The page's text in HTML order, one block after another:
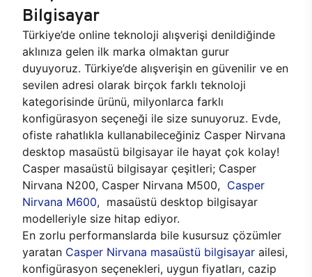
Bilgisayar
Türkiye’de online teknoloji alışverişi denildiğinde
aklınıza gelen ilk marka olmaktan gurur
duyuyoruz. Türkiye’de alışverişin en güvenilir ve en
sevilen adresi olarak birçok farklı teknoloji
kategorisinde ürünü, milyonlarca farklı
konfigürasyon seçeneği ile size sunuyoruz. Evde,
ofiste rahatlıkla kullanabileceğiniz Casper Nirvana
desktop masaüstü bilgisayar ile hayat çok kolay!
Casper masaüstü bilgisayar çeşitleri; Casper
Nirvana N200, Casper Nirvana M500, Casper
Nirvana M600, masaüstü desktop bilgisayar
modelleriyle size hitap ediyor.
En zorlu performanslarda bile kusursuz çözümler
yaratan Casper Nirvana masaüstü bilgisayar ailesi,
konfigürasyon seçenekleri, uygun fiyatları, cazip